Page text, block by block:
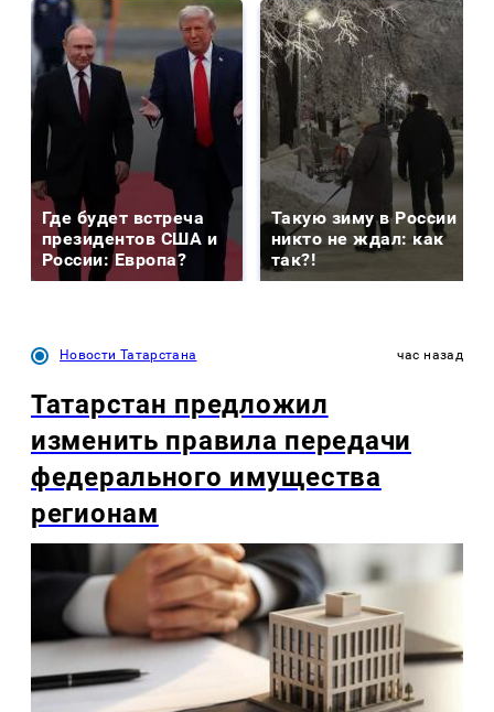
Где будет встреча
президентов США и
России: Европа?
Такую зиму в России
никто не ждал: как
так?!
Новости Татарстана час назад
Татарстан предложил
изменить правила передачи
федерального имущества
регионам